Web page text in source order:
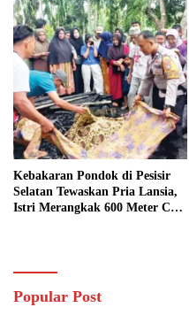
Kebakaran Pondok di Pesisir
Selatan Tewaskan Pria Lansia,
Istri Merangkak 600 Meter Cari
Popular Post